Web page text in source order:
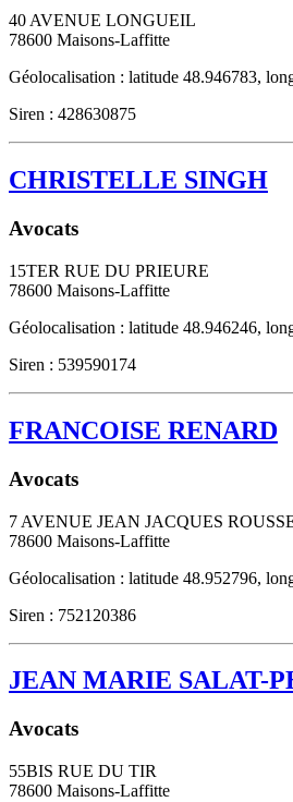
40 AVENUE LONGUEIL
78600 Maisons-Laffitte
Géolocalisation : latitude 48.946783,
Siren : 428630875
CHRISTELLE SINGH
Avocats
15TER RUE DU PRIEURE
78600 Maisons-Laffitte
Géolocalisation : latitude 48.946246,
Siren : 539590174
FRANCOISE RENARD
Avocats
7 AVENUE JEAN JACQUES
78600 Maisons-Laffitte
Géolocalisation : latitude 48.952796,
Siren : 752120386
JEAN MARIE SALAT-
Avocats
55BIS RUE DU TIR
78600 Maisons-Laffitte